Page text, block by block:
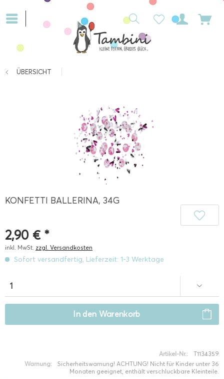
ÜBERSICHT
KONFETTI BALLERINA, 34G
2,90 € *
inkl. MwSt. zzgl. Versandkosten
Sofort versandfertig, Lieferzeit: 1-3 Werktage
In den Warenkorb
Artikel-Nr.:
T1134359
Warnung:
Sicherheitswarnung! ACHTUNG! Nicht für Kinder unter 36
Monaten geeignet, enthält verschluckbare Kleinteile.